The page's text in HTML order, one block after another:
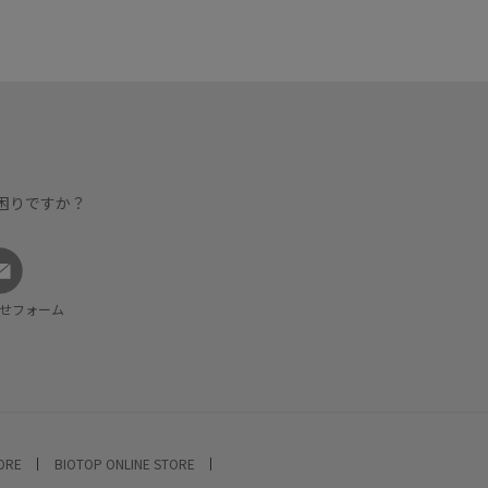
りですか？
フォーム
BIOTOP ONLINE STORE